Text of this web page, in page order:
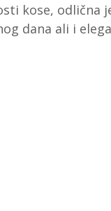
kose, odlična
dana ali i